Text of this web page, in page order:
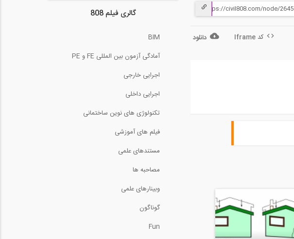
دانلود کد Iframe
گالری فیلم 808
BIM
آمادگی آزمون بین المللی FE و PE
اجرایی خارجی
اجرایی داخلی
تکنولوژی های نوین ساختمانی
فیلم های آموزشی
مستندهای علمی
مصاحبه ها
وبینارهای علمی
گوناگون
Fun